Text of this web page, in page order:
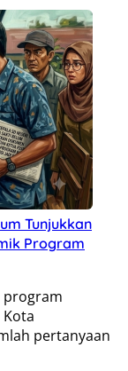
Tunjukkan
Program
program
Kota
pertanyaan